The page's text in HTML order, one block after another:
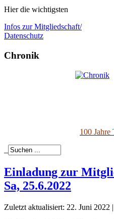
Hier die wichtigsten
Infos zur Mitgliedschaft/
Datenschutz
Chronik
100
Einladung zur
Sa, 25.6.2022
Zuletzt aktualisiert: 22. Juni 2022 |